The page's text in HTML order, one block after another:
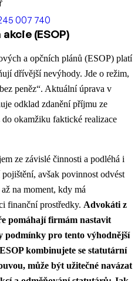
007 740
(ESOP)
a opčních plánů (ESOP) platí
dřívější nevýhody. Jde o režim,
peněz“. Aktuální úprava v
odklad zdanění příjmu ze
okamžiku faktické realizace
ze závislé činnosti a podléhá i
avšak povinnost odvést
na moment, kdy má
finanční prostředky. Advokáti z
pomáhají firmám nastavit
podmínky pro tento výhodnější
kombinujete se statutární
může být užitečné navázat